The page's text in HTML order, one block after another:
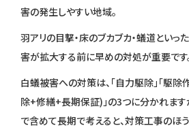
害の発生しやすい地域。
羽アリの目撃・床のブカブカ・蟻道といっ
害が拡大する前に早めの対処が重要です
白蟻被害への対策は、「自力駆除」「駆除
除+修繕+長期保証)」の3つに分かれます
で含めて長期で考えると、対策工事のほ